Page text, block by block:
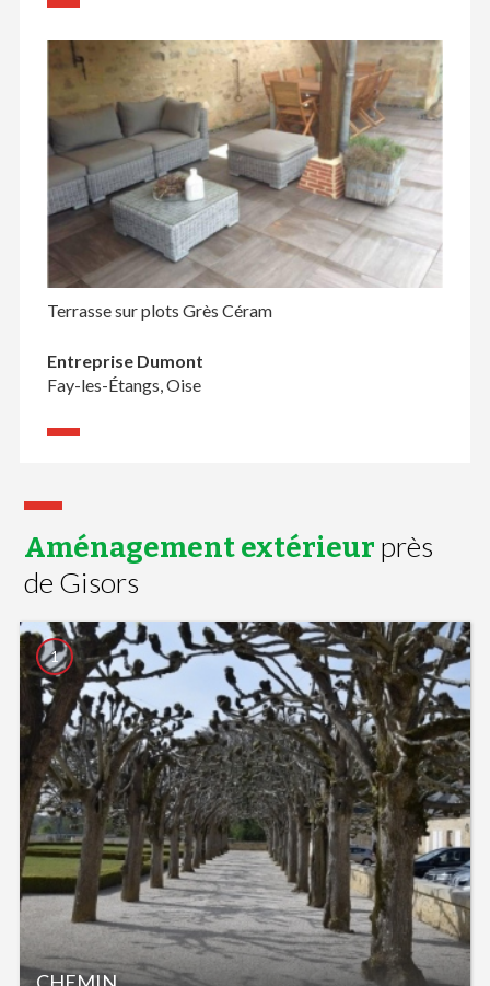
Terrasse sur plots Grès Céram
Entreprise Dumont
Fay-les-Étangs, Oise
Aménagement extérieur près
de Gisors
1